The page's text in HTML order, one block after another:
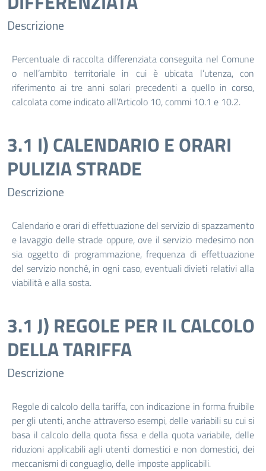
Descrizione
Percentuale di raccolta differenziata conseguita nel Comune
o nell’ambito territoriale in cui è ubicata l’utenza, con
riferimento ai tre anni solari precedenti a quello in corso,
calcolata come indicato all’Articolo 10, commi 10.1 e 10.2.
3.1 I) CALENDARIO E ORARI
PULIZIA STRADE
Descrizione
Calendario e orari di effettuazione del servizio di spazzamento
e lavaggio delle strade oppure, ove il servizio medesimo non
sia oggetto di programmazione, frequenza di effettuazione
del servizio nonché, in ogni caso, eventuali divieti relativi alla
viabilità e alla sosta.
3.1 J) REGOLE PER IL CALCOLO
DELLA TARIFFA
Descrizione
Regole di calcolo della tariffa, con indicazione in forma fruibile
per gli utenti, anche attraverso esempi, delle variabili su cui si
basa il calcolo della quota fissa e della quota variabile, delle
riduzioni applicabili agli utenti domestici e non domestici, dei
meccanismi di conguaglio, delle imposte applicabili.